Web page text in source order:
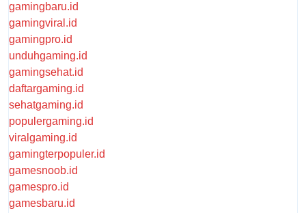
gamingbaru.id
gamingviral.id
gamingpro.id
unduhgaming.id
gamingsehat.id
daftargaming.id
sehatgaming.id
populergaming.id
viralgaming.id
gamingterpopuler.id
gamesnoob.id
gamespro.id
gamesbaru.id